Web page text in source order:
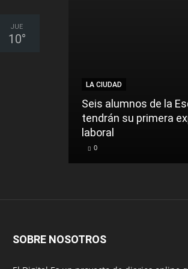
JUE
10°
LA CIUDAD
Seis alumnos de la
tendrán su primera
laboral
0
SOBRE NOSOTROS